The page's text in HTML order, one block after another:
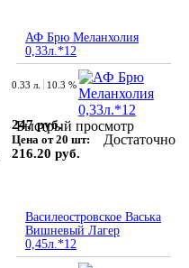
АФ Брю Меланхолия
0,33л.*12
Быстрый просмотр
0.33 л. 10.3 %
247 руб.
Цена от 20 шт:
216.20 руб.
Достаточно
Василеостровское Васька
Вишневый Лагер
0,45л.*12